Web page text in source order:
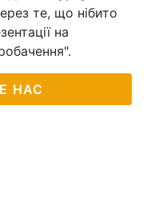
те, що нібито
на
НАС